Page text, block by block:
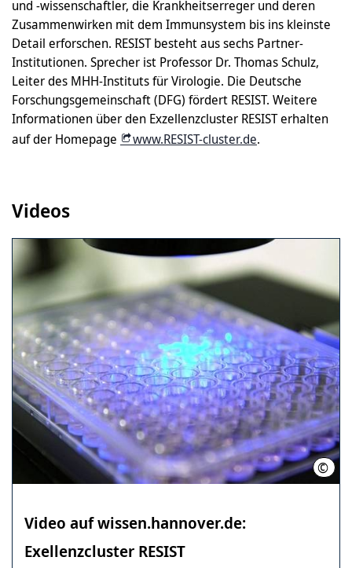
und -wissenschaftler, die Krankheitserreger und deren
Zusammenwirken mit dem Immunsystem bis ins kleinste
Detail erforschen. RESIST besteht aus sechs Partner-
Institutionen. Sprecher ist Professor Dr. Thomas Schulz,
Leiter des MHH-Instituts für Virologie. Die Deutsche
Forschungsgemeinschaft (DFG) fördert RESIST. Weitere
Informationen über den Exzellenzcluster RESIST erhalten
auf der Homepage
www.RESIST-cluster.de.
Videos
©
Video auf wissen.hannover.de:
Exellenzcluster RESIST